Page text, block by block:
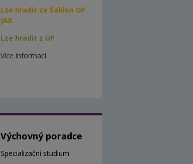
Lze hradit ze Šablon OP
JAK
Lze hradit z ÚP
Více informací
Výchovný poradce
Specializační studium